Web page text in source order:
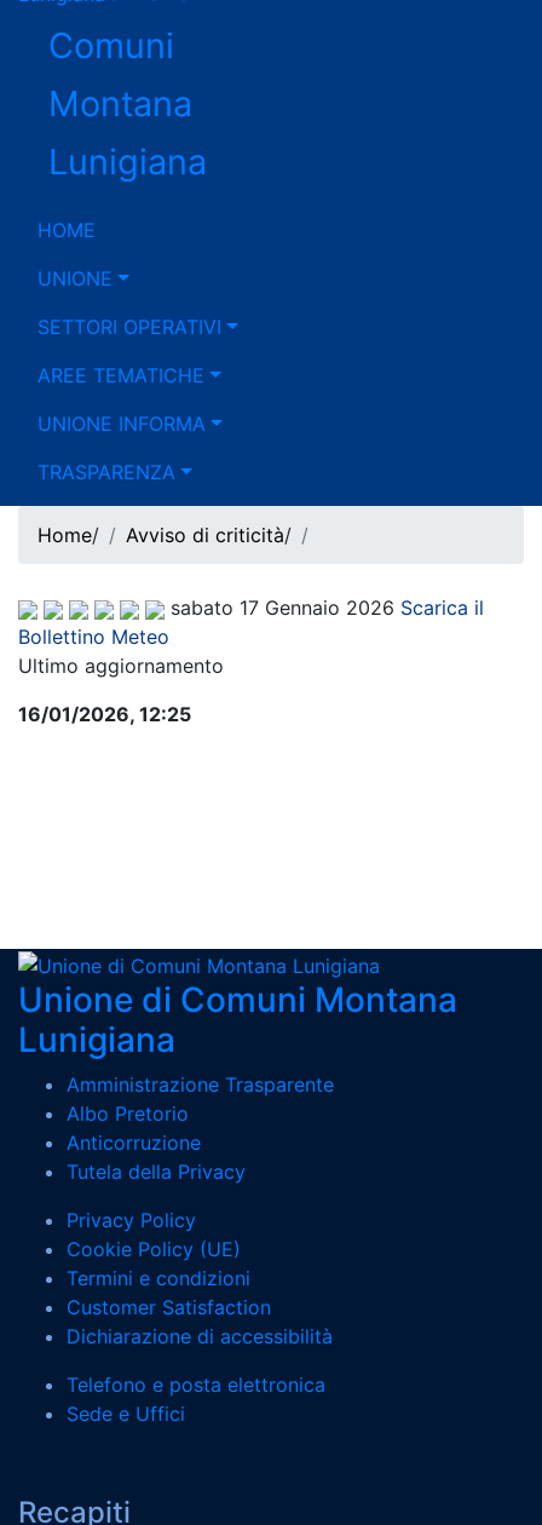
Comuni
Montana
Lunigiana
HOME
UNIONE
SETTORI OPERATIVI
AREE TEMATICHE
UNIONE INFORMA
TRASPARENZA
Home/ Avviso di criticità/
sabato 17 Gennaio 2026 Scarica il
Bollettino Meteo
Ultimo aggiornamento
16/01/2026, 12:25
Unione di Comuni Montana
Lunigiana
Amministrazione Trasparente
Albo Pretorio
Anticorruzione
Tutela della Privacy
Privacy Policy
Cookie Policy (UE)
Termini e condizioni
Customer Satisfaction
Dichiarazione di accessibilità
Telefono e posta elettronica
Sede e Uffici
Recapiti